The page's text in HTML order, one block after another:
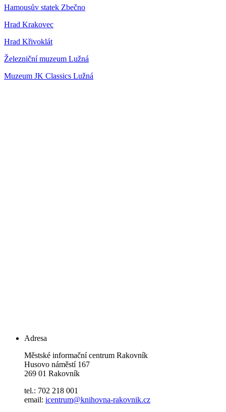
Hamousův statek Zbečno
Hrad Krakovec
Hrad Křivoklát
Železniční muzeum Lužná
Muzeum JK Classics Lužná
Adresa
Městské informační centrum Rakovník
Husovo náměstí 167
269 01 Rakovník
tel.: 702 218 001
email: icentrum@knihovna-rakovnik.cz